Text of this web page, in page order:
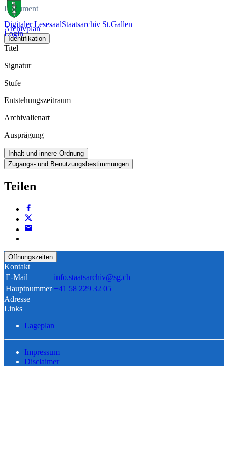
Digitaler LesesaalStaatsarchiv St.Gallen
Login
Dokument
Archivplan
Identifikation
Titel
Signatur
Stufe
Entstehungszeitraum
Archivalienart
Ausprägung
Inhalt und innere Ordnung
Zugangs- und Benutzungsbestimmungen
Teilen
Öffnungszeiten
Kontakt
E-Mail
info.staatsarchiv@sg.ch
Hauptnummer +41 58 229 32 05
Adresse
Links
Lageplan
Impressum
Disclaimer